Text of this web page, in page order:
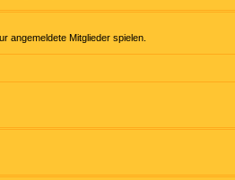
angemeldete Mitglieder spielen.